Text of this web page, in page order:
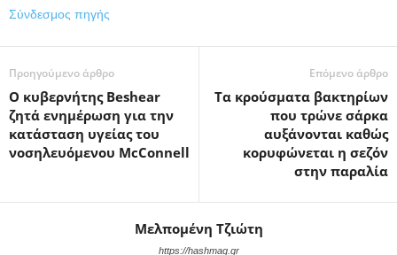
Σύνδεσμος πηγής
Προηγούμενο άρθρο
Ο κυβερνήτης Beshear
ζητά ενημέρωση για την
κατάσταση υγείας του
νοσηλευόμενου McConnell
Επόμενο άρθρο
Τα κρούσματα βακτηρίων
που τρώνε σάρκα
αυξάνονται καθώς
κορυφώνεται η σεζόν
στην παραλία
Μελπομένη Τζιώτη
https://hashmag.gr